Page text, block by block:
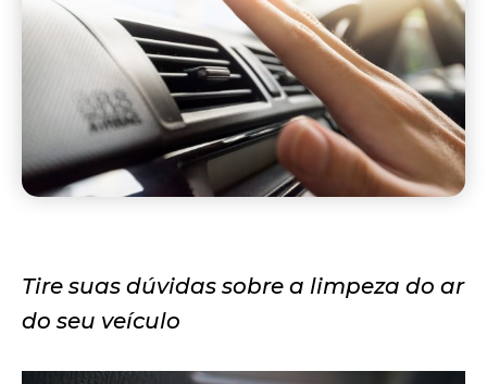
Tire suas dúvidas sobre a limpeza do ar
do seu veículo